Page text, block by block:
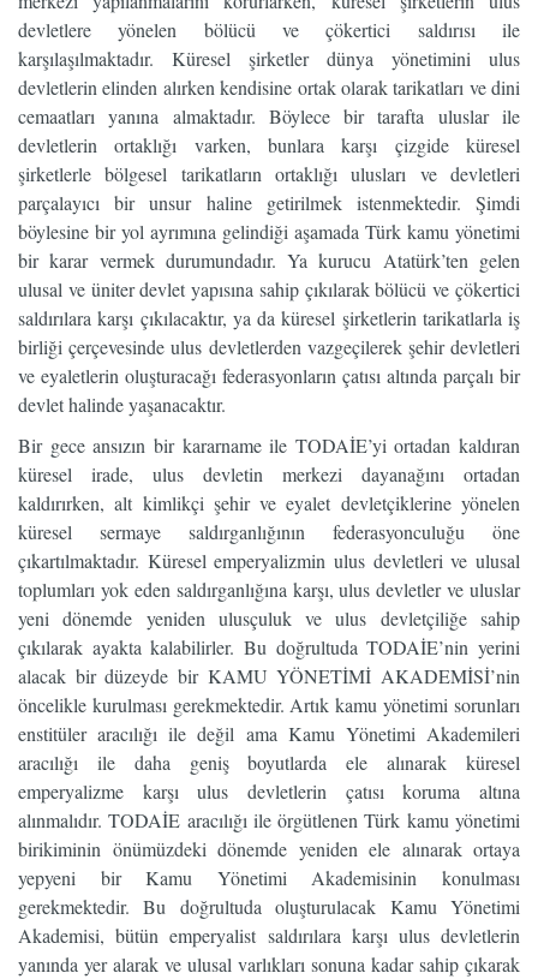
devletlere yönelen bölücü ve çökertici saldırısı ile
karşılaşılmaktadır. Küresel şirketler dünya yönetimini ulus
devletlerin elinden alırken kendisine ortak olarak tarikatları ve dini
cemaatları yanına almaktadır. Böylece bir tarafta uluslar ile
devletlerin ortaklığı varken, bunlara karşı çizgide küresel
şirketlerle bölgesel tarikatların ortaklığı ulusları ve devletleri
parçalayıcı bir unsur haline getirilmek istenmektedir. Şimdi
böylesine bir yol ayrımına gelindiği aşamada Türk kamu yönetimi
bir karar vermek durumundadır. Ya kurucu Atatürk’ten gelen
ulusal ve üniter devlet yapısına sahip çıkılarak bölücü ve çökertici
saldırılara karşı çıkılacaktır, ya da küresel şirketlerin tarikatlarla iş
birliği çerçevesinde ulus devletlerden vazgeçilerek şehir devletleri
ve eyaletlerin oluşturacağı federasyonların çatısı altında parçalı bir
devlet halinde yaşanacaktır.
Bir gece ansızın bir kararname ile TODAİE’yi ortadan kaldıran
küresel irade, ulus devletin merkezi dayanağını ortadan
kaldırırken, alt kimlikçi şehir ve eyalet devletçiklerine yönelen
küresel sermaye saldırganlığının federasyonculuğu öne
çıkartılmaktadır. Küresel emperyalizmin ulus devletleri ve ulusal
toplumları yok eden saldırganlığına karşı, ulus devletler ve uluslar
yeni dönemde yeniden ulusçuluk ve ulus devletçiliğe sahip
çıkılarak ayakta kalabilirler. Bu doğrultuda TODAİE’nin yerini
alacak bir düzeyde bir KAMU YÖNETİMİ AKADEMİSİ’nin
öncelikle kurulması gerekmektedir. Artık kamu yönetimi sorunları
enstitüler aracılığı ile değil ama Kamu Yönetimi Akademileri
aracılığı ile daha geniş boyutlarda ele alınarak küresel
emperyalizme karşı ulus devletlerin çatısı koruma altına
alınmalıdır. TODAİE aracılığı ile örgütlenen Türk kamu yönetimi
birikiminin önümüzdeki dönemde yeniden ele alınarak ortaya
yepyeni bir Kamu Yönetimi Akademisinin konulması
gerekmektedir. Bu doğrultuda oluşturulacak Kamu Yönetimi
Akademisi, bütün emperyalist saldırılara karşı ulus devletlerin
yanında yer alarak ve ulusal varlıkları sonuna kadar sahip çıkarak